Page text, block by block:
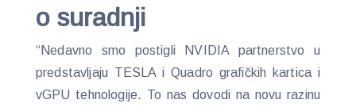
o suradnji
“Nedavno smo postigli NVIDIA partnerstvo u
predstavljaju TESLA i Quadro grafičkih kartica i
vGPU tehnologije. To nas dovodi na novu razinu